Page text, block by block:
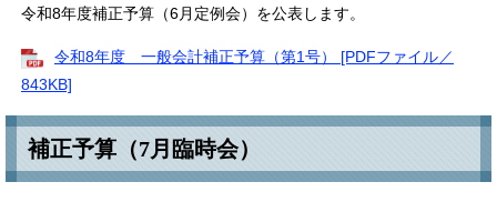
令和8年度補正予算（6月定例会）を公表します。
令和8年度 一般会計補正予算（第1号） [PDFファイル／
843KB]
補正予算（7月臨時会）